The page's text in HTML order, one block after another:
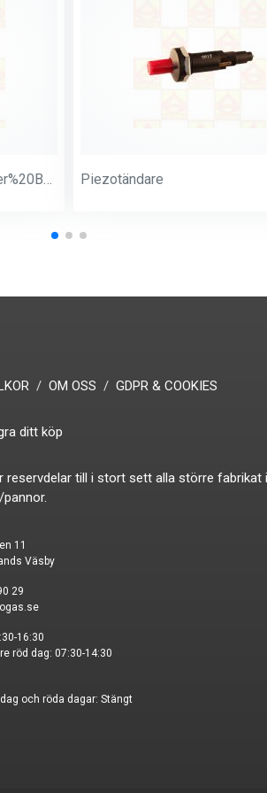
Ljust%E4ndare%202%20meter%20Butan Piezotändare
OM OSS GDPR & COOKIES
ditt köp
reservdelar till i stort sett alla större
11
Väsby
29
16:30
röd dag: 07:30-14:30
och röda dagar: Stängt